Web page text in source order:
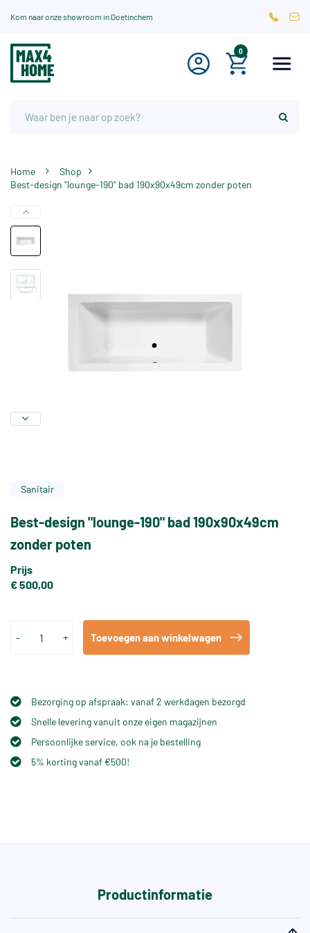
Kom naar onze showroom in Doetinchem
0
Home
Shop
Best-design "lounge-190" bad 190x90x49cm zonder poten
Sanitair
Best-design "lounge-190" bad 190x90x49cm
zonder poten
Prijs
€ 500,00
- + Toevoegen aan winkelwagen
Bezorging op afspraak: vanaf 2 werkdagen bezorgd
Snelle levering vanuit onze eigen magazijnen
Persoonlijke service, ook na je bestelling
5% korting vanaf €500!
Productinformatie